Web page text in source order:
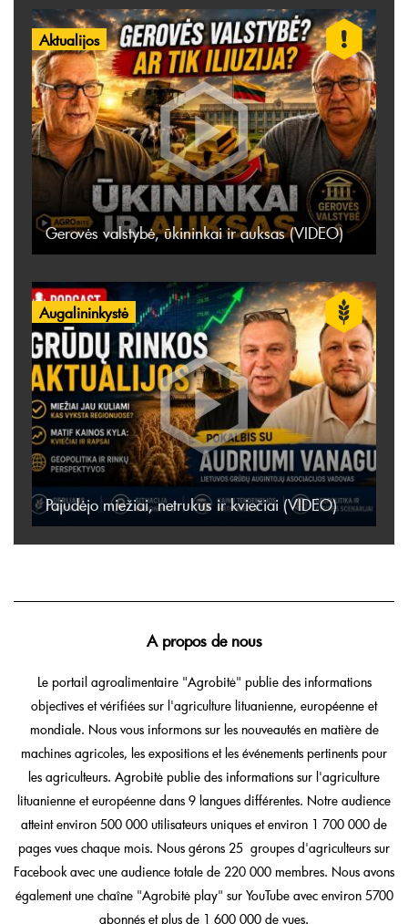
Aktualijos
Gerovės valstybė, ūkininkai ir auksas (VIDEO)
Augalininkystė
Pajudėjo miežiai, netrukus ir kviečiai (VIDEO)
A propos de nous
Le portail agroalimentaire "Agrobitė" publie des informations
objectives et vérifiées sur l'agriculture lituanienne, européenne et
mondiale. Nous vous informons sur les nouveautés en matière de
machines agricoles, les expositions et les événements pertinents pour
les agriculteurs. Agrobitė publie des informations sur l'agriculture
lituanienne et européenne dans 9 langues différentes. Notre audience
atteint environ 500 000 utilisateurs uniques et environ 1 700 000 de
pages vues chaque mois. Nous gérons 25 groupes d'agriculteurs sur
Facebook avec une audience totale de 220 000 membres. Nous avons
également une chaîne "Agrobitė play" sur YouTube avec environ 5700
abonnés et plus de 1 600 000 de vues.